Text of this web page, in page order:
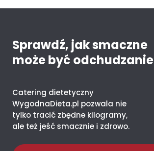
Sprawdź, jak smaczne
może być odchudzanie
Catering dietetyczny
WygodnaDieta.pl pozwala nie
tylko tracić zbędne kilogramy,
ale też jeść smacznie i zdrowo.